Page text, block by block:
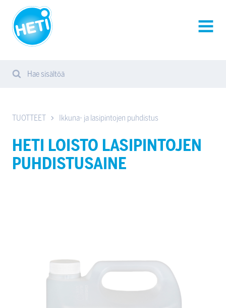
HETI-
tuotteet
Search
Hae sisältöä
TUOTTEET Ikkuna- ja lasipintojen puhdistus
HETI LOISTO LASIPINTOJEN
PUHDISTUSAINE